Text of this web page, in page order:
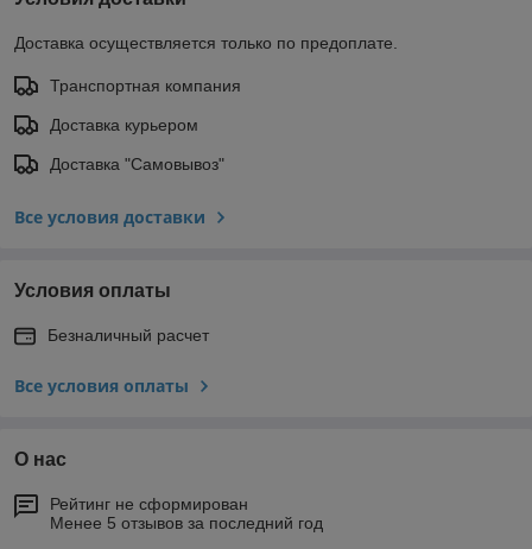
Доставка осуществляется только по предоплате.
Транспортная компания
Доставка курьером
Доставка "Самовывоз"
Все условия доставки
Условия оплаты
Безналичный расчет
Все условия оплаты
О нас
Рейтинг не сформирован
Менее 5 отзывов за последний год